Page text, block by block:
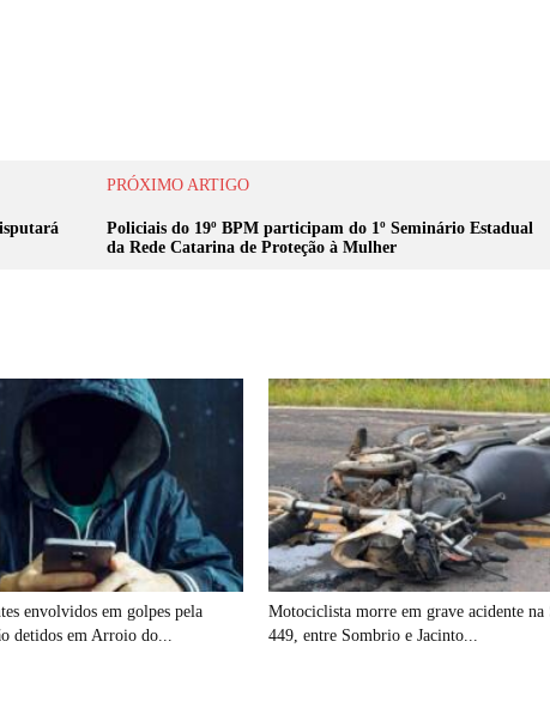
PRÓXIMO ARTIGO
Policiais do 19º BPM participam do 1º Seminário Estadual
da Rede Catarina de Proteção à Mulher
envolvidos em golpes pela
detidos em Arroio do...
Motociclista morre em grave acidente na
449, entre Sombrio e Jacinto...